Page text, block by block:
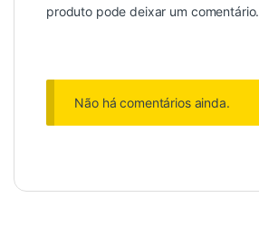
produto pode deixar um comentário.
Não há comentários ainda.